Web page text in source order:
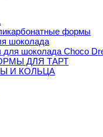
формы
шоколада
шоколада Choco
ДЛЯ ТАРТ
И КОЛЬЦА